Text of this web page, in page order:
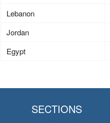
Lebanon
Jordan
Egypt
SECTIONS